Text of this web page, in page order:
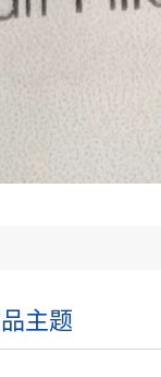
主题